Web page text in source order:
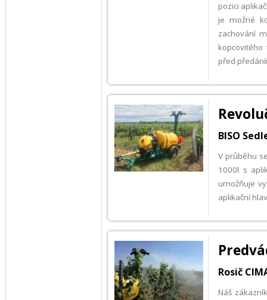
pozici
je možné
zachování
před
BISO
V průběhu
1000l s
umožňuje
aplikační
Rosič
Náš